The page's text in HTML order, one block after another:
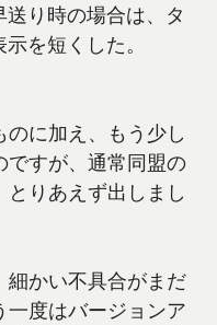
送り時の場合は、タ
を短くした。
に加え、もう少し
ですが、通常同盟の
とりあえず出しまし
細かい不具合がまだ
一度はバージョンア